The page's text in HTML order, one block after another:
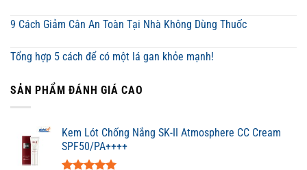
9 Cách Giảm Cân An Toàn Tại Nhà Không Dùng Thuốc
Tổng hợp 5 cách để có một lá gan khỏe mạnh!
SẢN PHẨM ĐÁNH GIÁ CAO
Kem Lót Chống Nắng SK-II Atmosphere CC Cream
SPF50/PA++++